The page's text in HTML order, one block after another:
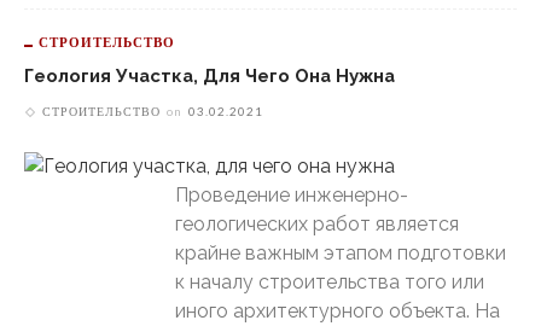
СТРОИТЕЛЬСТВО
Геология Участка, Для Чего Она Нужна
СТРОИТЕЛЬСТВО on 03.02.2021
Проведение инженерно-
геологических работ является
крайне важным этапом подготовки
к началу строительства того или
иного архитектурного объекта. На